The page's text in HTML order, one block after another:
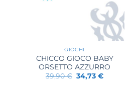
GIOCHI
CHICCO GIOCO BABY
ORSETTO AZZURRO
39,90€ Il
prezzo
34,73€Il